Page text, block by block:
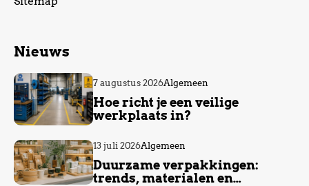
Nieuws
7 augustus 2026Algemeen
Hoe richt je een veilige
werkplaats in?
13 juli 2026Algemeen
Duurzame verpakkingen:
trends, materialen en